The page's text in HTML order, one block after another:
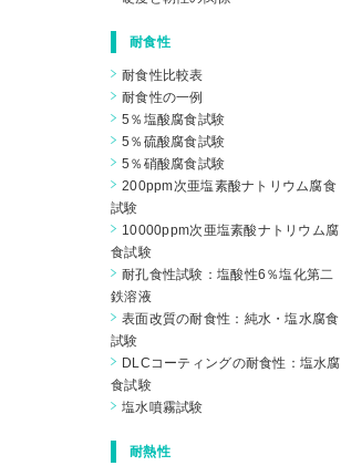
耐食性
耐食性比較表
耐食性の一例
5％塩酸腐食試験
5％硫酸腐食試験
5％硝酸腐食試験
200ppm次亜塩素酸ナトリウム腐食
試験
10000ppm次亜塩素酸ナトリウム腐
食試験
耐孔食性試験：塩酸性6％塩化第二
鉄溶液
表面改質の耐食性：純水・塩水腐食
試験
DLCコーティングの耐食性：塩水腐
食試験
塩水噴霧試験
耐熱性